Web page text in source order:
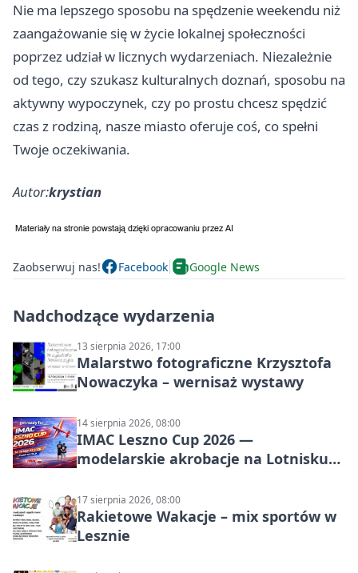
Nie ma lepszego sposobu na spędzenie weekendu niż
zaangażowanie się w życie lokalnej społeczności
poprzez udział w licznych wydarzeniach. Niezależnie
od tego, czy szukasz kulturalnych doznań, sposobu na
aktywny wypoczynek, czy po prostu chcesz spędzić
czas z rodziną, nasze miasto oferuje coś, co spełni
Twoje oczekiwania.
Autor:krystian
Zaobserwuj nas! Facebook Google News
Nadchodzące wydarzenia
13 sierpnia 2026, 17:00
Malarstwo fotograficzne Krzysztofa
Nowaczyka – wernisaż wystawy
14 sierpnia 2026, 08:00
IMAC Leszno Cup 2026 —
modelarskie akrobacje na Lotnisku
17 sierpnia 2026, 08:00
Rakietowe Wakacje – mix sportów w
Lesznie